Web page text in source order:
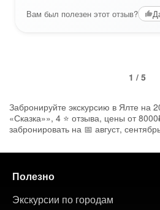
Вам был полезен этот отзыв?
1 / 5
Забронируйте экскурсию в Ялте на
«Сказка»», 4 ⭐ отзыва, цены от
забронировать на 📅 август,
Полезно
Экскурсии по городам